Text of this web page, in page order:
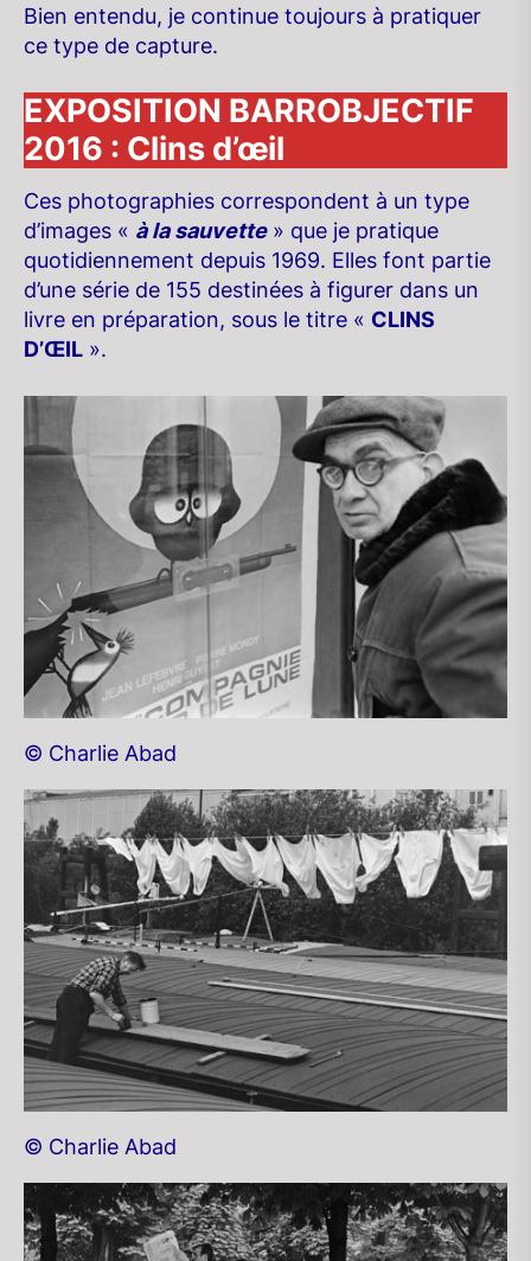
Bien entendu, je continue toujours à pratiquer
ce type de capture.
EXPOSITION BARROBJECTIF
2016 : Clins d’œil
Ces photographies correspondent à un type
d’images « à la sauvette» que je pratique
quotidiennement depuis 1969. Elles font partie
d’une série de 155 destinées à figurer dans un
livre en préparation, sous le titre « CLINS
D’ŒIL ».
© Charlie Abad
© Charlie Abad